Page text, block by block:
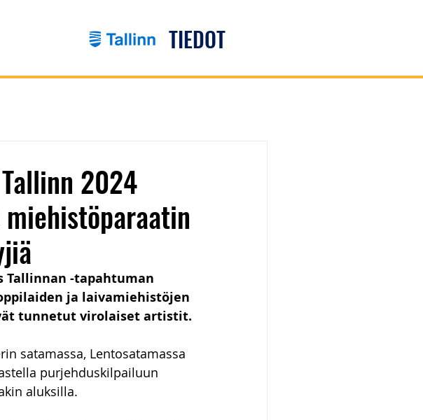
TIEDOT
Tallinn 2024
Tallinnan -tapahtuman
ja laivamiehistöjen
tunnetut virolaiset artistit.
satamassa, Lentosatamassa
purjehduskilpailuun
aluksilla.